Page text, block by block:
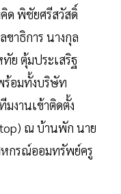
ด พิชัยศรีสวัสดิ์
าธิการ นางกุล
ย ตุ้มประเสริฐ
ร้อมทั้งบริษัท
มงานเข้าติดตั้ง
ณ บ้านพัก นาย
หกรณ์ออมทรัพย์ครู